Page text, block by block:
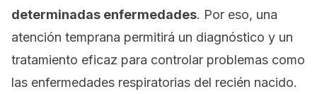
determinadas enfermedades. Por eso, una
atención temprana permitirá un diagnóstico y un
tratamiento eficaz para controlar problemas como
las enfermedades respiratorias del recién nacido.